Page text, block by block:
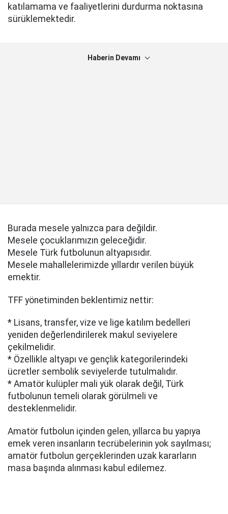
katılamama ve faaliyetlerini durdurma noktasına
sürüklemektedir.
Haberin Devamı
Burada mesele yalnızca para değildir.
Mesele çocuklarımızın geleceğidir.
Mesele Türk futbolunun altyapısıdır.
Mesele mahallelerimizde yıllardır verilen büyük
emektir.
TFF yönetiminden beklentimiz nettir:
* Lisans, transfer, vize ve lige katılım bedelleri
yeniden değerlendirilerek makul seviyelere
çekilmelidir.
* Özellikle altyapı ve gençlik kategorilerindeki
ücretler sembolik seviyelerde tutulmalıdır.
* Amatör kulüpler mali yük olarak değil, Türk
futbolunun temeli olarak görülmeli ve
desteklenmelidir.
Amatör futbolun içinden gelen, yıllarca bu yapıya
emek veren insanların tecrübelerinin yok sayılması;
amatör futbolun gerçeklerinden uzak kararların
masa başında alınması kabul edilemez.